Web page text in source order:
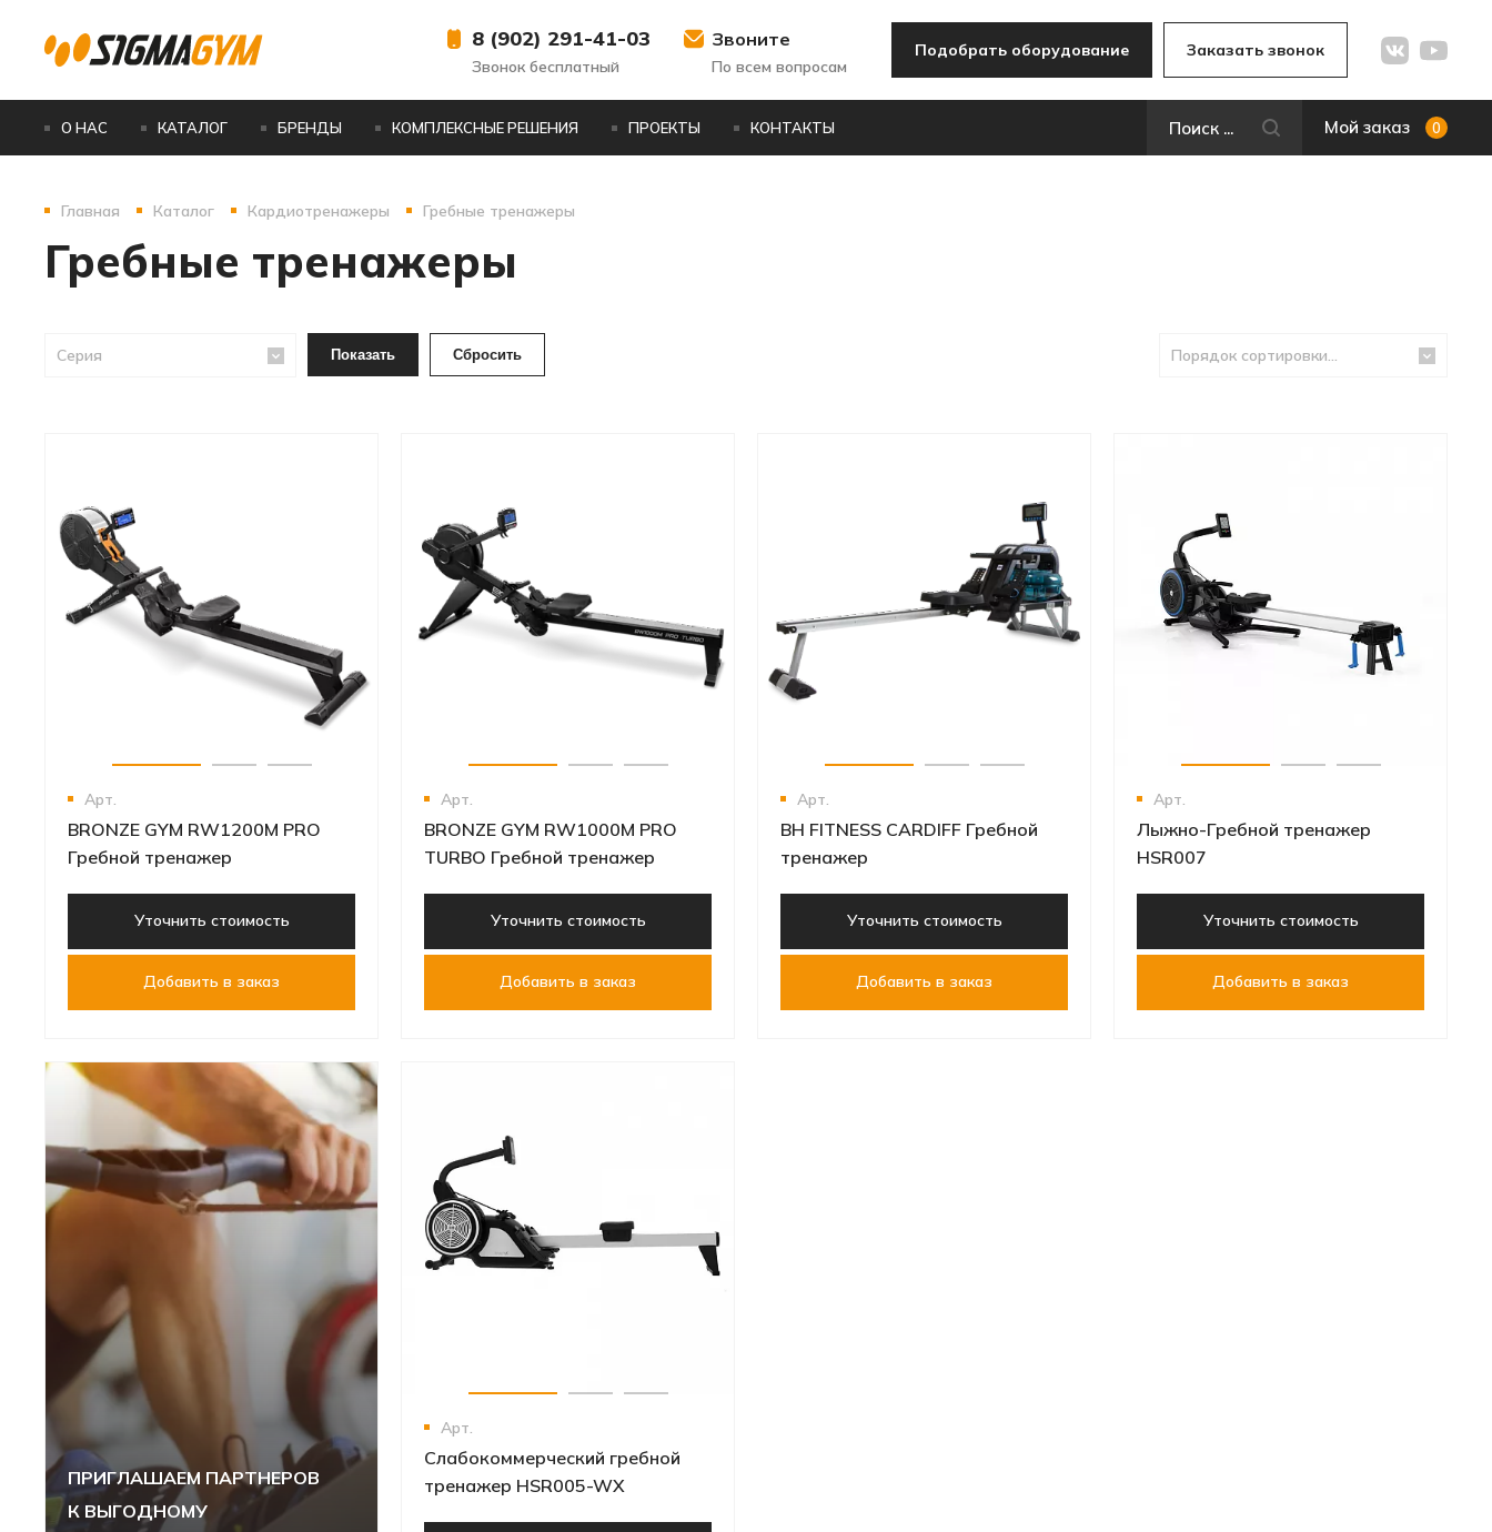
8 (902) 291-41-03
Звонок бесплатный
Звоните
По всем вопросам
Подобрать оборудование Заказать звонок
О НАС КАТАЛОГ БРЕНДЫ КОМПЛЕКСНЫЕ РЕШЕНИЯ ПРОЕКТЫ КОНТАКТЫ Мой заказ 0
Главная Каталог Кардиотренажеры Гребные тренажеры
Гребные тренажеры
Арт.
BRONZE GYM RW1200M PRO
Гребной тренажер
Уточнить стоимость
Добавить в заказ
Арт.
BRONZE GYM RW1000M PRO
TURBO Гребной тренажер
Уточнить стоимость
Добавить в заказ
Арт.
BH FITNESS CARDIFF Гребной
тренажер
Уточнить стоимость
Добавить в заказ
Арт.
Лыжно-Гребной тренажер
HSR007
Уточнить стоимость
Добавить в заказ
ПРИГЛАШАЕМ ПАРТНЕРОВ
К ВЫГОДНОМУ
Арт.
Слабокоммерческий гребной
тренажер HSR005-WX